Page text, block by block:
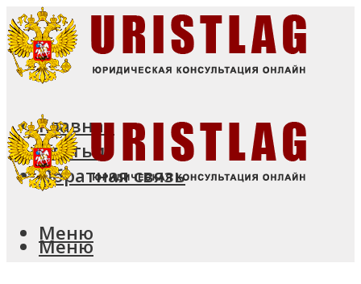
Главная
Статьи
Обратная связь
Меню
Меню